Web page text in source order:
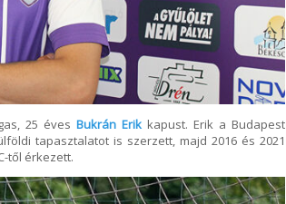
25 éves Bukrán Erikkapust. Erik a Budapest
tapasztalatot is szerzett, majd 2016 és 2021
től érkezett.